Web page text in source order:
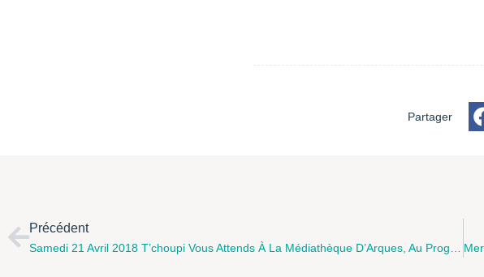
Partager
Précédent